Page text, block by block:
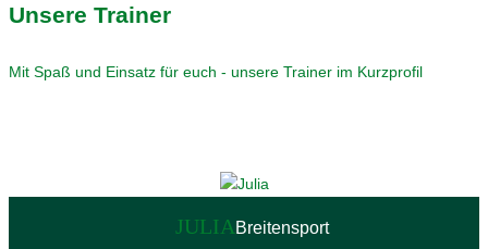
Unsere Trainer
Mit Spaß und Einsatz für euch - unsere Trainer im Kurzprofil
JULIA Breitensport